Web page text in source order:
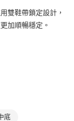
雙鞋帶鎖定設計，
加順暢穩定。
底